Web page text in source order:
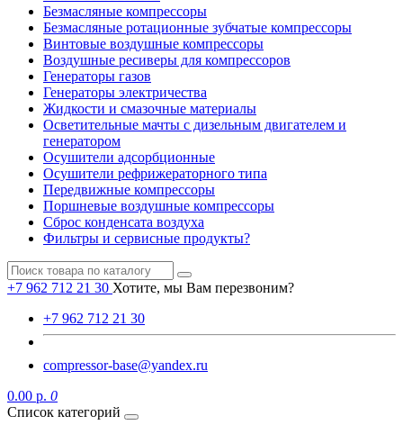
Безмасляные компрессоры
Безмасляные ротационные зубчатые компрессоры
Винтовые воздушные компрессоры
Воздушные ресиверы для компрессоров
Генераторы газов
Генераторы электричества
Жидкости и смазочные материалы
Осветительные мачты с дизельным двигателем и
генератором
Осушители адсорбционные
Осушители рефрижераторного типа
Передвижные компрессоры
Поршневые воздушные компрессоры
Сброс конденсата воздуха
Фильтры и сервисные продукты?
+7 962 712 21 30 Хотите, мы Вам перезвоним?
+7 962 712 21 30
compressor-base@yandex.ru
0.00 р. 0
Список категорий